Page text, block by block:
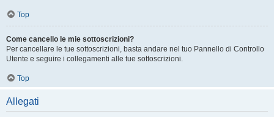
Top
Come cancello le mie sottoscrizioni?
Per cancellare le tue sottoscrizioni, basta andare nel tuo Pannello di Controllo
Utente e seguire i collegamenti alle tue sottoscrizioni.
Top
Allegati